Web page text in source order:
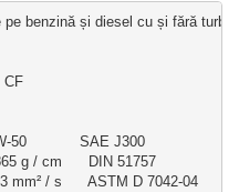
benzină și diesel cu și fără
CF
50            SAE J300
g / cm      DIN 51757
mm² / s      ASTM D 7042-04